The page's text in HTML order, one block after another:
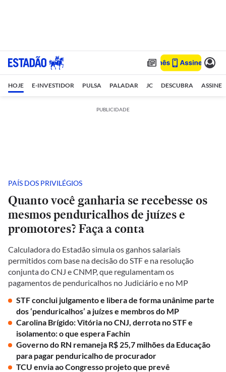
HOJE E-INVESTIDOR PULSA PALADAR JC DESCUBRA ASSINE
PUBLICIDADE
PAÍS DOS PRIVILÉGIOS
Quanto você ganharia se recebesse os
mesmos penduricalhos de juízes e
promotores? Faça a conta
Calculadora do Estadão simula os ganhos salariais
permitidos com base na decisão do STF e na resolução
conjunta do CNJ e CNMP, que regulamentam os
pagamentos de penduricalhos no Judiciário e no MP
STF conclui julgamento e libera de forma unânime parte
dos ‘penduricalhos’ a juízes e membros do MP
Carolina Brígido: Vitória no CNJ, derrota no STF e
isolamento: o que espera Fachin
Governo do RN remaneja R$ 25,7 milhões da Educação
para pagar penduricalho de procurador
TCU envia ao Congresso projeto que prevê